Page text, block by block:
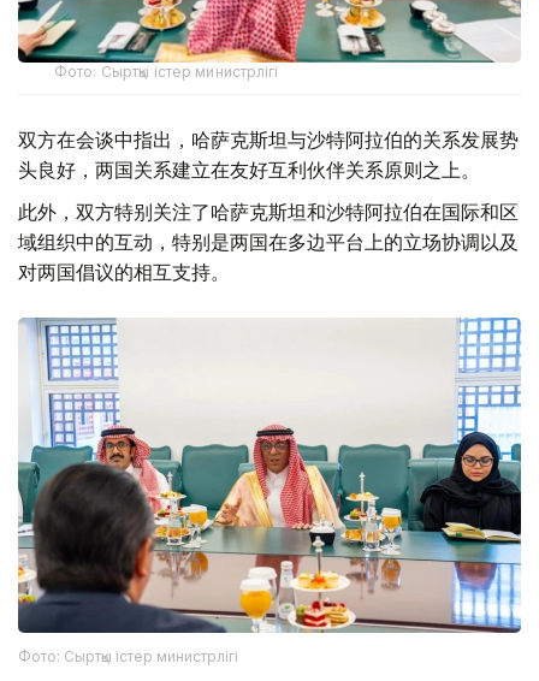
Фото: Сыртқы істер министрлігі
双方在会谈中指出，哈萨克斯坦与沙特阿拉伯的关系发展势
头良好，两国关系建立在友好互利伙伴关系原则之上。
此外，双方特别关注了哈萨克斯坦和沙特阿拉伯在国际和区
域组织中的互动，特别是两国在多边平台上的立场协调以及
对两国倡议的相互支持。
Фото: Сыртқы істер министрлігі